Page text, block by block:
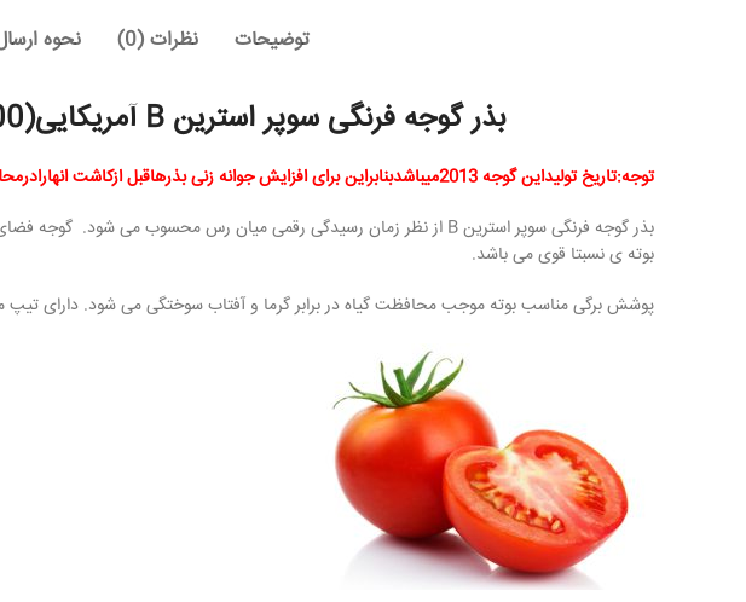
توضیحات نظرات (0) نحوه
بذر گوجه فرنگی سوپر استرین B آمریکایی(100گرم)تاریخ تولید2017
توجه:تاریخ تولیداین گوجه 2013میباشدبنابراین برای افزایش جوانه زنی بذرهاقبل ازکاشت انهارادرمحلول جیبرلیک اسیدبمدت 2-5ساعت خیس کنیم بعدبکاریم.
بوته ی نسبتا قوی می باشد.
پوشش برگی مناسب بوته موجب محافظت گیاه در برابر گرما و آفتاب سوختگی می شود. دارای تیپ